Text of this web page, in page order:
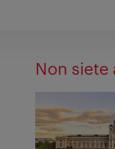
Non siete